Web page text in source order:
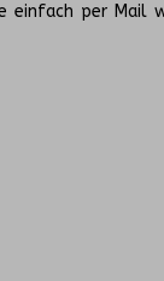
einfach per Mail